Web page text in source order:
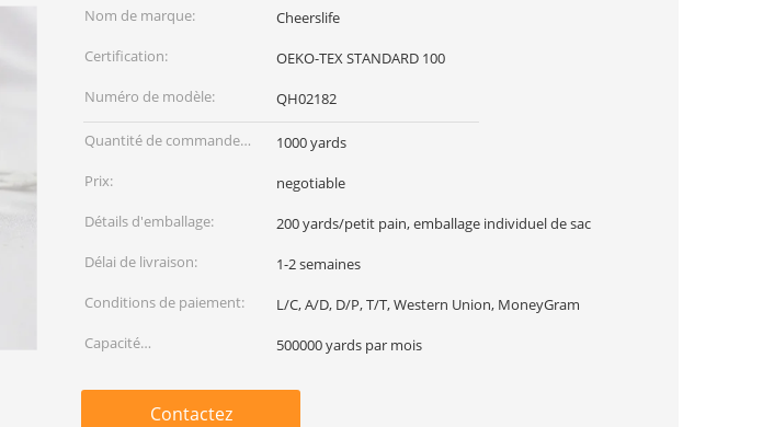
Nom de marque:
Cheerslife
Certification:
OEKO-TEX STANDARD 100
Numéro de modèle:
QH02182
Quantité de commande
min:
1000 yards
Prix:
negotiable
Détails d'emballage:
200 yards/petit pain, emballage individuel de sac
Délai de livraison:
1-2 semaines
Conditions de paiement:
L/C, A/D, D/P, T/T, Western Union, MoneyGram
Capacité
500000 yards par mois
Contactez